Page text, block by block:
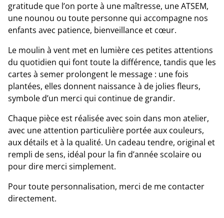
gratitude que l’on porte à une maîtresse, une ATSEM,
une nounou ou toute personne qui accompagne nos
enfants avec patience, bienveillance et cœur.
Le moulin à vent met en lumière ces petites attentions
du quotidien qui font toute la différence, tandis que les
cartes à semer prolongent le message : une fois
plantées, elles donnent naissance à de jolies fleurs,
symbole d’un merci qui continue de grandir.
Chaque pièce est réalisée avec soin dans mon atelier,
avec une attention particulière portée aux couleurs,
aux détails et à la qualité. Un cadeau tendre, original et
rempli de sens, idéal pour la fin d’année scolaire ou
pour dire merci simplement.
Pour toute personnalisation, merci de me contacter
directement.